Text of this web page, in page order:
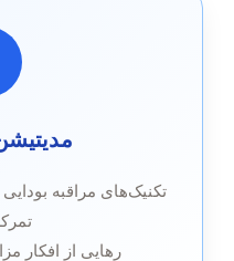
تکنیک‌های مراقبه
رهایی از افکار